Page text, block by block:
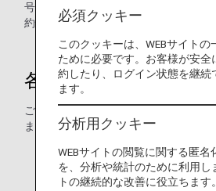
号、氏名、住所、電話番号、メールア
約情報を入力しないでください。
各種お手続き・ご案内
ご予約の変更や運航の見通しなどは
ます。
必須クッキー
このクッキーは、WEBサイトの
ために必要です。お客様が安全
約したり、ログイン状態を継続
ます。
分析用クッキー
WEBサイトの閲覧に関する匿名
を、分析や統計のために利用し
トの継続的な改善に役立ちます。